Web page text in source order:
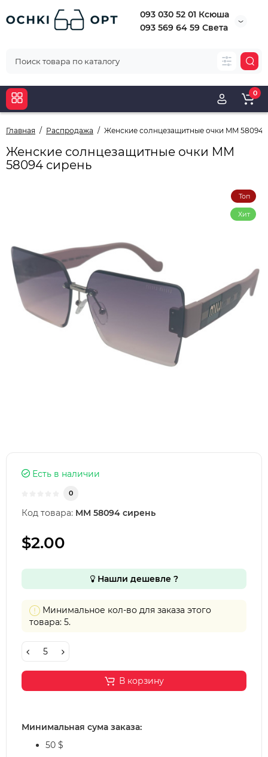
093 030 52 01 Ксюша
093 569 64 59 Света
0
Главная Распродажа Женские солнцезащитные очки MM 58094
Женские солнцезащитные очки MM
58094 сирень
Топ
Хит
Есть в наличии
0
Код товара: MM 58094 сирень
$2.00
Нашли дешевле ?
Минимальное кол-во для заказа этого
товара: 5.
В корзину
Минимальная сума заказа:
50 $